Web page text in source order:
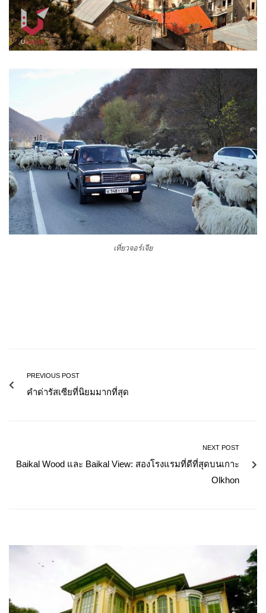
เที่ยวจอร์เจีย
PREVIOUS POST
คำด่ารัสเซียที่นิยมมากที่สุด
NEXT POST
Baikal Wood และ Baikal View: สองโรงแรมที่ดีที่สุดบนเกาะ
Olkhon